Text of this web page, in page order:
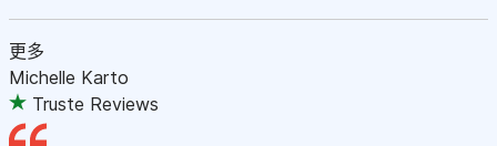
更多
Michelle Karto
Truste Reviews